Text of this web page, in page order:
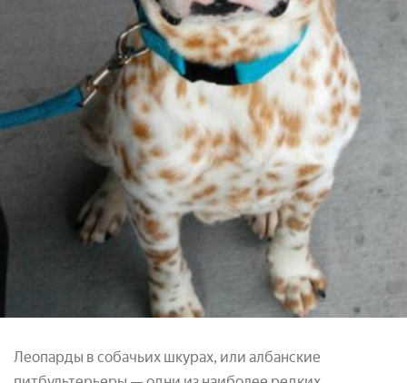
Леопарды в собачьих шкурах, или албанские